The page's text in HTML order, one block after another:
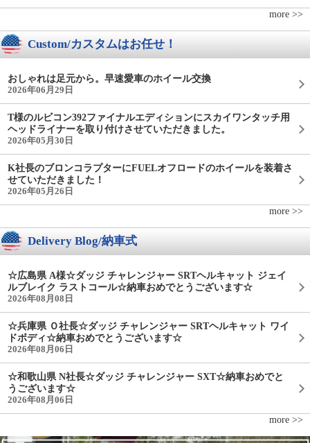
more >>
Custom/カスタムはお任せ！
おしゃれは足元から。早速愛車のホイール交換
2026年06月29日
T様のルビコン392ファイナルエディションにスカイワンタッチ用
ヘッドライナーを取り付けさせていただきました。
2026年05月30日
K社長のブロンコラプターにFUELオフロードのホイールを装着さ
せていただきました！
2026年05月26日
more >>
Delivery Blog/納車式
☆広島県 A様☆ダッジ チャレンジャー SRTヘルキャット ジェイ
ルブレイク ラストコール☆納車おめでとうございます☆
2026年08月08日
☆兵庫県 Ｏ社長☆ダッジ チャレンジャー SRTヘルキャット ワイ
ドボディ☆納車おめでとうございます☆
2026年08月06日
☆和歌山県 N社長☆ダッジ チャレンジャー SXT☆納車おめでと
うございます☆
2026年08月06日
more >>